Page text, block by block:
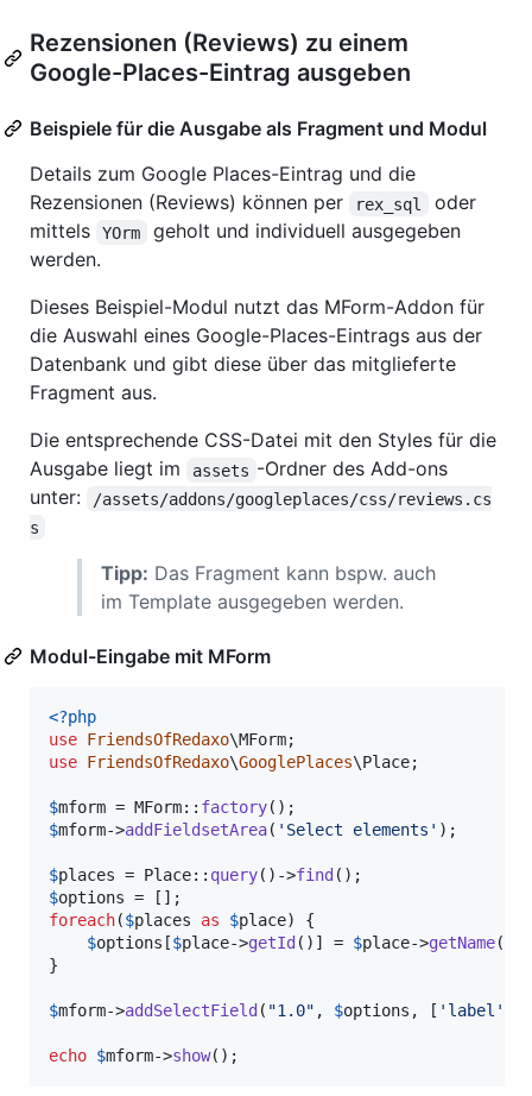
Rezensionen (Reviews) zu einem
Google-Places-Eintrag ausgeben
Beispiele für die Ausgabe als Fragment und Modul
Details zum Google Places-Eintrag und die
Rezensionen (Reviews) können per
rex_sql
oder
mittels
YOrm
geholt und individuell ausgegeben
werden.
Dieses Beispiel-Modul nutzt das MForm-Addon für
die Auswahl eines Google-Places-Eintrags aus der
Datenbank und gibt diese über das mitglieferte
Fragment aus.
Die entsprechende CSS-Datei mit den Styles für die
Ausgabe liegt im
assets -Ordner des Add-ons
unter:
/assets/addons/googleplaces/css/reviews.cs
s
Tipp: Das Fragment kann bspw. auch
im Template ausgegeben werden.
Modul-Eingabe mit MForm
<?php
use FriendsOfRedaxo\MForm
use FriendsOfRedaxo\GooglePlaces\Place;
$mform = MForm:: factory
$mform->addFieldsetArea( ' Select elements ' );
$places = Place:: query()->find
$options
foreach($places as $place) {
$options [$place->getId ()] = $place->getName
}
$mform->addSelectField ( "1.0" , $options , [ ' label '
echo $mform->show();